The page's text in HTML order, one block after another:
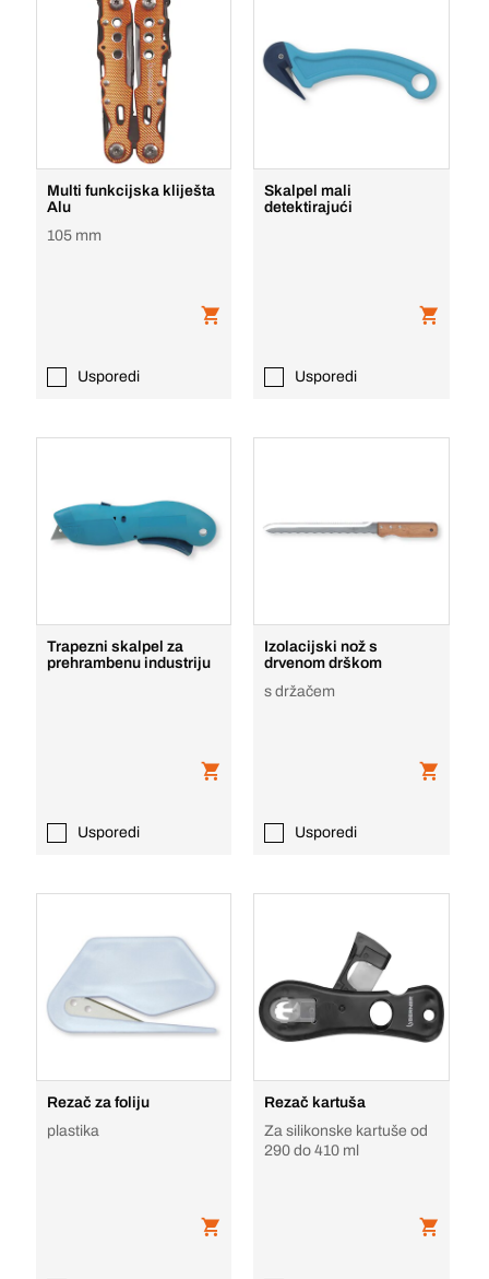
Multi funkcijska kliješta
Alu
105 mm
Usporedi
Skalpel mali
detektirajući
Usporedi
Trapezni skalpel za
prehrambenu industriju
Usporedi
Izolacijski nož s
drvenom drškom
s držačem
Usporedi
Rezač za foliju
plastika
Rezač kartuša
Za silikonske kartuše od
290 do 410 ml